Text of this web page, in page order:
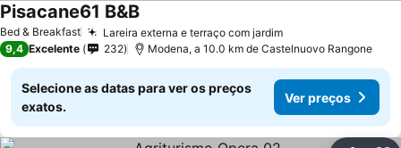
Bed & Breakfast Lareira externa e terraço com jardimVer preços
Pisacane61 B&BVer preços
9,4 Excelente 232 Modena, a 10.0 km de Castelnuovo Rangone
Selecione as datas para ver os preços
exatos.
Ver preços